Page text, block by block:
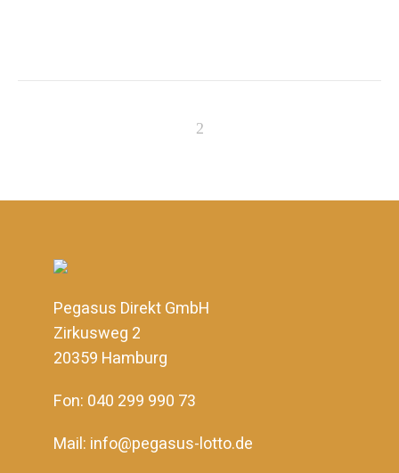
Pegasus Direkt GmbH
Zirkusweg 2
20359 Hamburg
Fon: 040 299 990 73
Mail: info@pegasus-lotto.de